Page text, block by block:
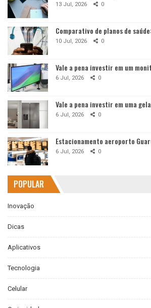
13 Jul, 2026 0
Comparativo de planos de
10 Jul, 2026 0
Vale a pena investir em um
6 Jul, 2026 0
Vale a pena investir em uma
6 Jul, 2026 0
Estacionamento aeroporto
6 Jul, 2026 0
POPULAR
Inovação
Dicas
Aplicativos
Tecnologia
Celular